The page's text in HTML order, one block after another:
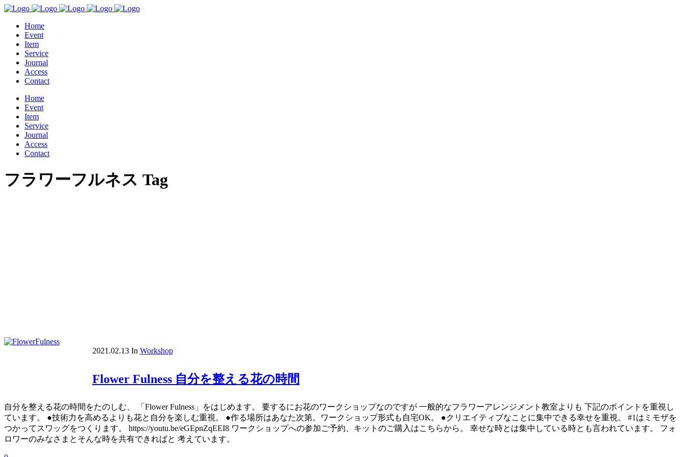
Home
Event
Item
Service
Journal
Access
Contact
Home
Event
Item
Service
Journal
Access
Contact
フラワーフルネス Tag
2021.02.13 In Workshop
Flower Fulness 自分を整える花の時間
自分を整える花の時間をたのしむ、 「Flower Fulness」をはじめます。 要するにお花のワークショップなのですが 一般的なフラワーアレンジメント教室よりも 下記のポイントを重視し
ています。 ●技術力を高めるよりも花と自分を楽しむ重視。 ●作る場所はあなた次第。ワークショップ形式も自宅OK。 ●クリエイティブなことに集中できる幸せを重視。 #1はミモザを
つかってスワッグをつくります。 https://youtu.be/eGEpnZqEEI8 ワークショップへの参加ご予約、キットのご購入はこちらから。 幸せな時とは集中している時とも言われています。 フォ
ロワーのみなさまとそんな時を共有できればと 考えています。